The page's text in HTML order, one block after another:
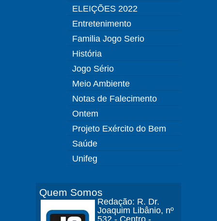
ELEIÇÕES 2022
Entretenimento
Familia Jogo Serio
História
Jogo Sério
Meio Ambiente
Notas de Falecimento
Ontem
Projeto Exército do Bem
Saúde
Unifeg
Quem Somos
Redação: R. Dr.
Joaquim Libânio, nº
532 - Centro -